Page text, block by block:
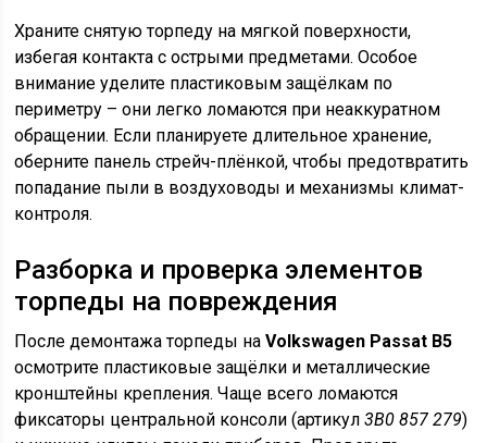
Храните снятую торпеду на мягкой поверхности,
избегая контакта с острыми предметами. Особое
внимание уделите пластиковым защёлкам по
периметру – они легко ломаются при неаккуратном
обращении. Если планируете длительное хранение,
оберните панель стрейч-плёнкой, чтобы предотвратить
попадание пыли в воздуховоды и механизмы климат-
контроля.
Разборка и проверка элементов
торпеды на повреждения
После демонтажа торпеды наVolkswagen Passat B5
осмотрите пластиковые защёлки и металлические
кронштейны крепления. Чаще всего ломаются
фиксаторы центральной консоли (артикул3B0 857 279)